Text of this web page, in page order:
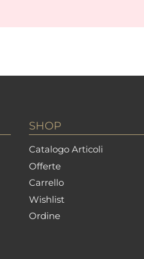
SHOP
Catalogo Articoli
Offerte
Carrello
Wishlist
Ordine